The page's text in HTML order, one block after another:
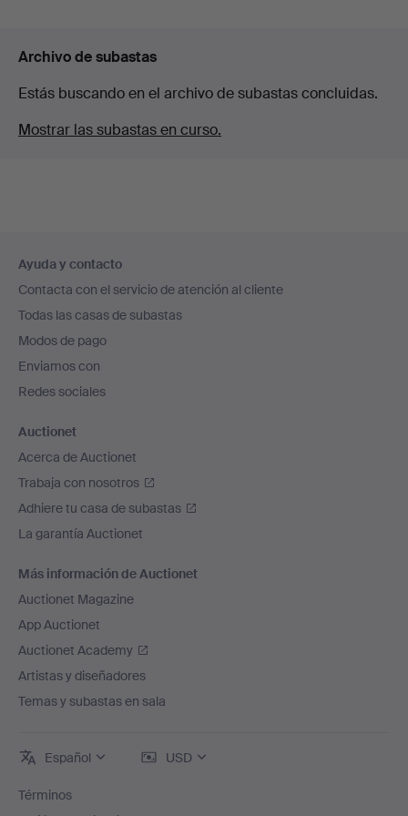
Archivo de subastas
Estás buscando en el archivo de subastas concluidas.
Mostrar las subastas en curso.
en
el
pie
de
página
Ayuda y contacto
Contacta con el servicio de atención al cliente
Todas las casas de subastas
Modos de pago
Enviamos con
Redes sociales
Auctionet
Acerca de Auctionet
Trabaja con nosotros
Adhiere tu casa de subastas
La garantía Auctionet
Más información de Auctionet
Auctionet Magazine
App Auctionet
Auctionet Academy
Artistas y diseñadores
Temas y subastas en sala
Español USD
Términos